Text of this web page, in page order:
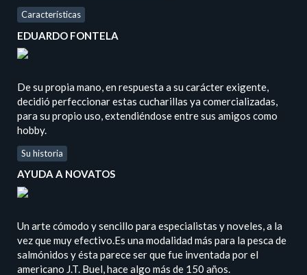
Características
EDUARDO FONTELA
De su propia mano, en respuesta a su carácter exigente,
decidió perfeccionar estas cucharillas ya comercializadas,
para su propio uso, extendiéndose entre sus amigos como
hobby.
Su historia
AYUDA A NOVATOS
Un arte cómodo y sencillo para especialistas y noveles, a la
vez que muy efectivo.Es una modalidad más para la pesca de
salmónidos y ésta parece ser que fue inventada por el
americano J.T. Buel, hace algo más de 150 años.